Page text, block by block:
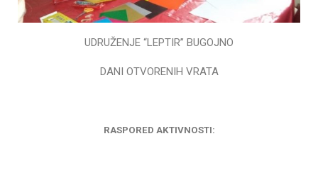
UDRUŽENJE “LEPTIR” BUGOJNO
DANI OTVORENIH VRATA
RASPORED AKTIVNOSTI: